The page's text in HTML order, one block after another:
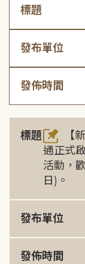
標題
發布單位
發佈時間
標題
【
通正式
活動，
日)。
發布單位
發佈時間